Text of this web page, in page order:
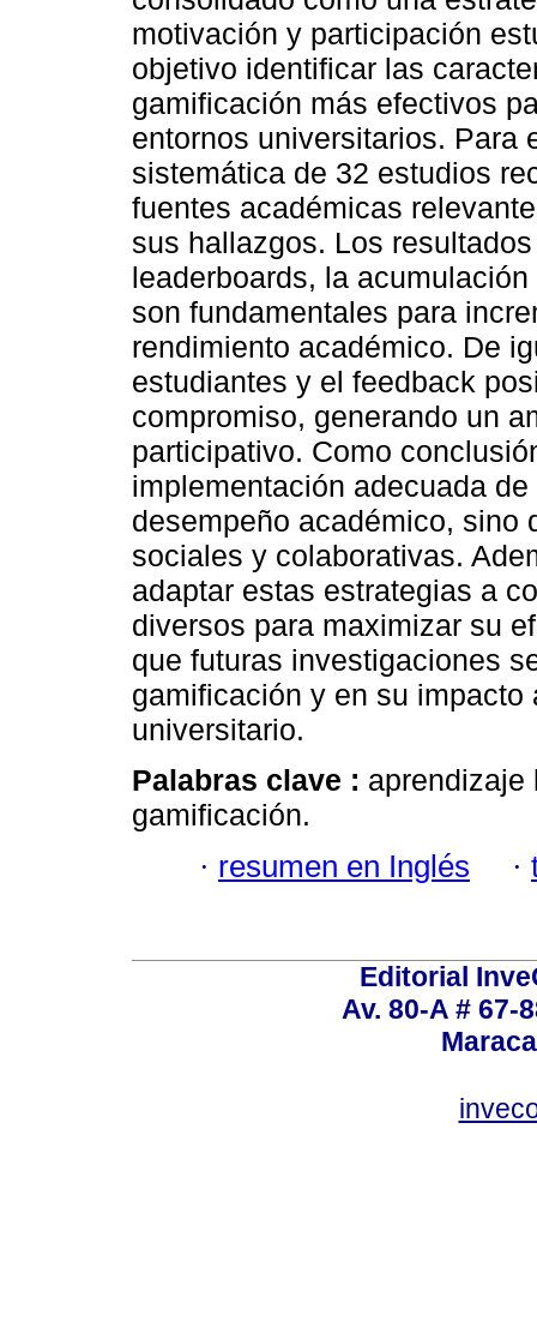
motivación y participación
objetivo identificar las
gamificación más efectivos
entornos universitarios. Para
sistemática de 32 estudios
fuentes académicas
sus hallazgos. Los
leaderboards, la
son fundamentales para
rendimiento académico. De
estudiantes y el feedback
compromiso, generando un
participativo. Como
implementación adecuada
desempeño académico, sino
sociales y colaborativas.
adaptar estas estrategias a
diversos para maximizar su
que futuras investigaciones
gamificación y en su
universitario.
Palabras clave : aprendizaje
gamificación.
· resumen en Inglés ·
Editorial
Av. 80-A # 67-